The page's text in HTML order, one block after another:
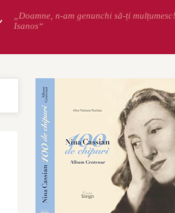
„Doamne, n-am genunchi să-ți
Isanos“